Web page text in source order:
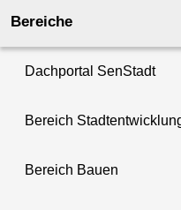
Bereiche
Dachportal SenStadt
Bereich
Bereich Bauen